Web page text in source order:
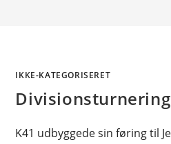
IKKE-KATEGORISERET
K41 udbyggede sin føring til